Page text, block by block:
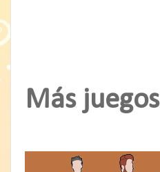
Más juegos